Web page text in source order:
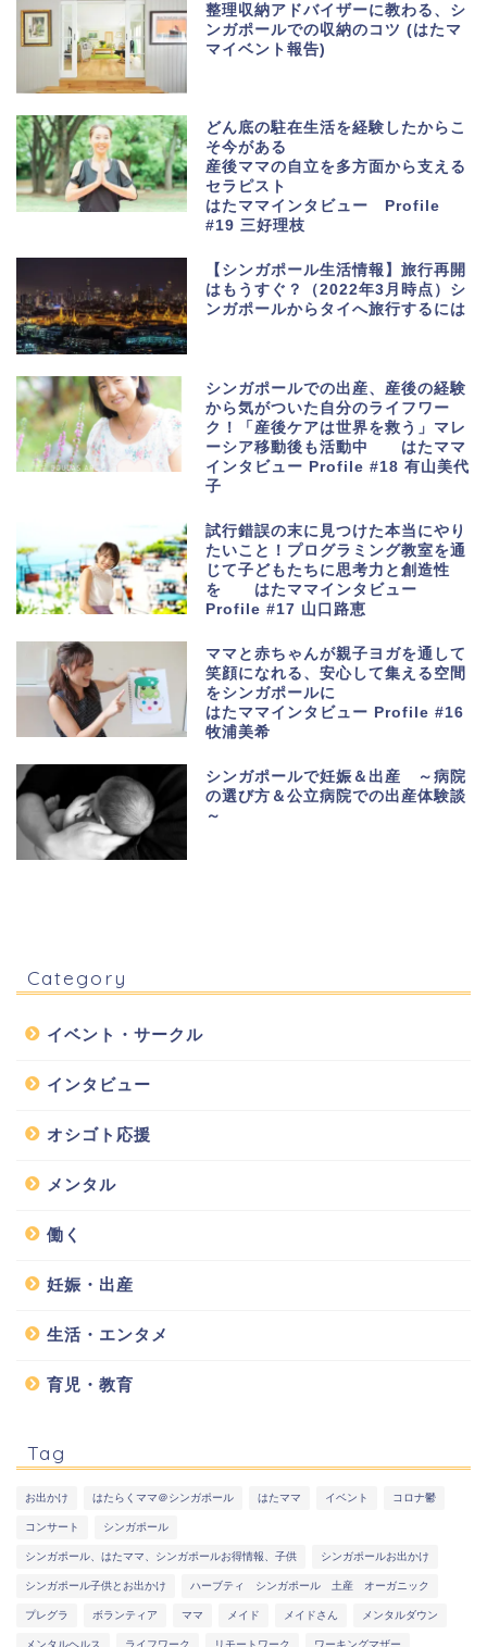
整理収納アドバイザーに教わる、シ
ンガポールでの収納のコツ (はたマ
マイベント報告)
どん底の駐在生活を経験したからこ
そ今がある
産後ママの自立を多方面から支える
セラピスト
はたママインタビュー Profile
#19 三好理枝
【シンガポール生活情報】旅行再開
はもうすぐ？（2022年3月時点）シ
ンガポールからタイへ旅行するには
シンガポールでの出産、産後の経験
から気がついた自分のライフワー
ク！「産後ケアは世界を救う」マレ
ーシア移動後も活動中 はたママ
インタビュー Profile #18 有山美代
子
試行錯誤の末に見つけた本当にやり
たいこと！プログラミング教室を通
じて子どもたちに思考力と創造性
を はたママインタビュー
Profile #17 山口路恵
ママと赤ちゃんが親子ヨガを通して
笑顔になれる、安心して集える空間
をシンガポールに
はたママインタビュー Profile #16
牧浦美希
シンガポールで妊娠＆出産 ～病院
の選び方＆公立病院での出産体験談
～
Category
イベント・サークル
インタビュー
オシゴト応援
メンタル
働く
妊娠・出産
生活・エンタメ
育児・教育
Tag
お出かけ はたらくママ＠シンガポール はたママ イベント コロナ鬱
コンサート シンガポール
シンガポール、はたママ、シンガポールお得情報、子供 シンガポールお出かけ
シンガポール子供とお出かけ ハーブティ シンガポール 土産 オーガニック
プレグラ ボランティア ママ メイド メイドさん メンタルダウン
メンタルヘルス ライフワーク リモートワーク ワーキングマザー